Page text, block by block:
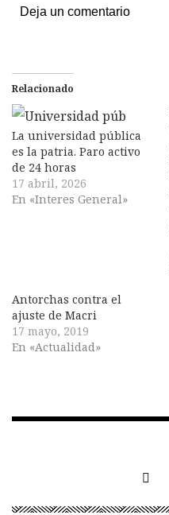
Deja un comentario
Relacionado
La universidad pública
es la patria. Paro activo
de 24 horas
17 abril, 2026
En «Interes General»
Antorchas contra el
ajuste de Macri
17 mayo, 2019
En «Actualidad»